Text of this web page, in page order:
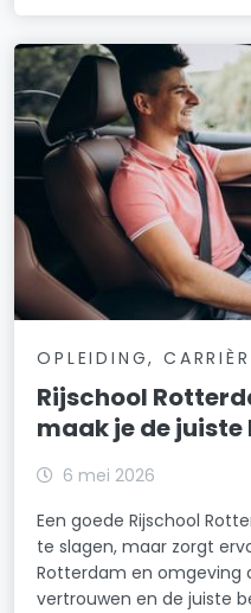
OPLEIDING,
Rijschool
maak je de juiste
6 mei 2026
Een goede Rijschool
te slagen, maar zorgt
Rotterdam en omgeving
vertrouwen en de juiste